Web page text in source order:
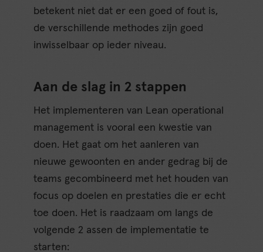
betekent niet dat er een goed of fout is,
de verschillende methodes zijn goed
inwisselbaar op ieder niveau.
Aan de slag in 2 stappen
Het implementeren van Lean operational
management is vooral een kwestie van
doen. Het gaat om het aanleren van
nieuwe gewoonten en ander gedrag bij de
teams gecombineerd met het houden van
focus op doelen en prestaties die er echt
toe doen. Het is raadzaam om langs de
volgende 2 assen de implementatie te
starten: